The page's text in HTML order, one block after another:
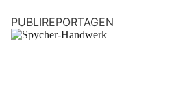
PUBLIREPORTAGEN